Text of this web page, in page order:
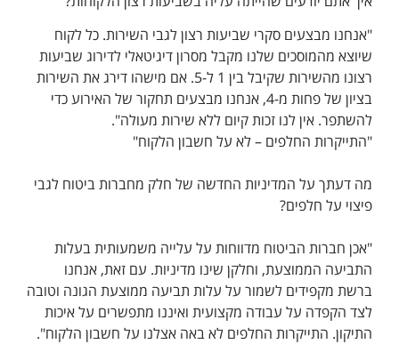
"אנחנו מבצעים סקרי שביעות רצון לגבי השירות. כל לקוח
שיוצא מהמוסכים שלנו מקבל מסרון דיגיטאלי לדירוג שביעות
רצונו מהשירות שקיבל בין 1 ל-5. אם מישהו דירג את השירות
בציון של פחות מ-4, אנחנו מבצעים תחקור של האירוע כדי
להשתפר. אין לנו זכות קיום ללא שירות מעולה".
"התייקרות החלפים – לא על חשבון הלקוח"
מה דעתך על המדיניות החדשה של חלק מחברות ביטוח לגבי
פיצוי על חלפים?
"אכן חברות הביטוח מדווחות על עלייה משמעותית בעלות
התביעה הממוצעת, וחלקן שינו מדיניות. עם זאת, אנחנו
ברשת מקפידים לשמור על עלות תביעה ממוצעת הגונה וטובה
לצד הקפדה על עבודה מקצועית ואיננו מתפשרים על איכות
התיקון. התייקרות החלפים לא באה אצלנו על חשבון הלקוח".